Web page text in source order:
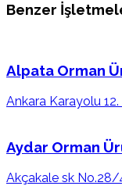
Benzer
Alpata Orman
Ankara Karayolu
Aydar Orman
Akçakale sk No.28/